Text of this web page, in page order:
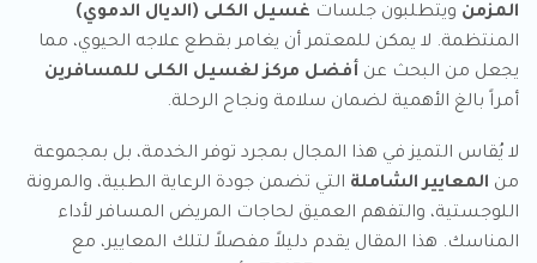
المزمن ويتطلبون جلسات غسيل الكلى (الديال الدموي)
المنتظمة. لا يمكن للمعتمر أن يغامر بقطع علاجه الحيوي، مما
يجعل من البحث عن أفضل مركز لغسيل الكلى للمسافرين
أمراً بالغ الأهمية لضمان سلامة ونجاح الرحلة.
لا يُقاس التميز في هذا المجال بمجرد توفر الخدمة، بل بمجموعة
من المعايير الشاملة التي تضمن جودة الرعاية الطبية، والمرونة
اللوجستية، والتفهم العميق لحاجات المريض المسافر لأداء
المناسك. هذا المقال يقدم دليلاً مفصلاً لتلك المعايير، مع